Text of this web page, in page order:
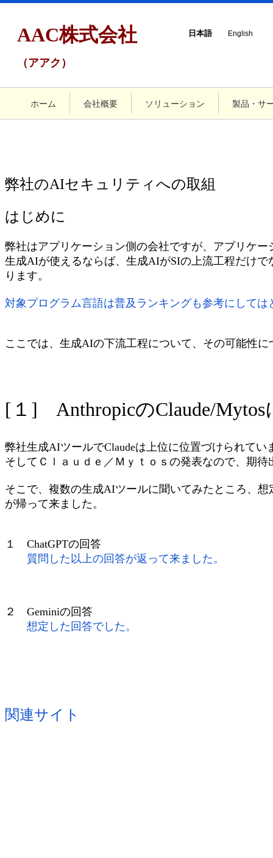
AAC株式会社
（アアク）
日本語 English
ホーム 会社概要 ソリューション 製品・サ
弊社のAIセキュリティへの取組
はじめに
弊社はアプリケーション側の会社ですが、アプリケ
生成AIが使えるならば、生成AIがSIの上流工程だけ
ります。
対象プログラム言語は普及ランキングも参考にしては
ここでは、生成AIの下流工程について、その可能性
[１] AnthropicのClaude/Mytos
弊社生成AIツールでClaudeは上位に位置づけられてい
そしてＣｌａｕｄｅ／Ｍｙｔｏｓの発表なので、期
そこで、複数の生成AIツールに聞いてみたところ、
が帰って来ました。
１ ChatGPTの回答
質問した以上の回答が返って来ました。
２ Geminiの回答
想定した回答でした。
関連サイト